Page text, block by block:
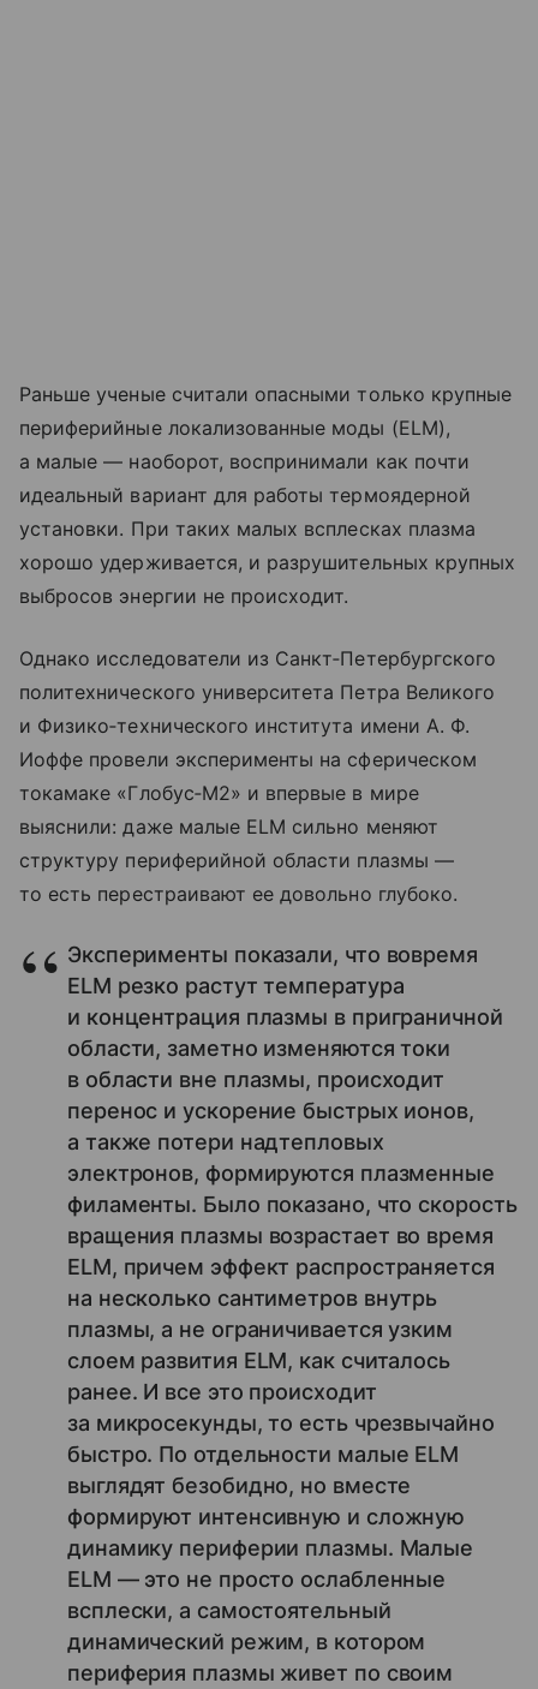
Раньше ученые считали опасными только крупные
периферийные локализованные моды (ELM),
а малые — наоборот, воспринимали как почти
идеальный вариант для работы термоядерной
установки. При таких малых всплесках плазма
хорошо удерживается, и разрушительных крупных
выбросов энергии не происходит.
Однако исследователи из Санкт‑Петербургского
политехнического университета Петра Великого
и Физико‑технического института имени А. Ф.
Иоффе провели эксперименты на сферическом
токамаке «Глобус‑М2» и впервые в мире
выяснили: даже малые ELM сильно меняют
структуру периферийной области плазмы —
то есть перестраивают ее довольно глубоко.
Эксперименты показали, что вовремя
ELM резко растут температура
и концентрация плазмы в приграничной
области, заметно изменяются токи
в области вне плазмы, происходит
перенос и ускорение быстрых ионов,
а также потери надтепловых
электронов, формируются плазменные
филаменты. Было показано, что скорость
вращения плазмы возрастает во время
ELM, причем эффект распространяется
на несколько сантиметров внутрь
плазмы, а не ограничивается узким
слоем развития ELM, как считалось
ранее. И все это происходит
за микросекунды, то есть чрезвычайно
быстро. По отдельности малые ELM
выглядят безобидно, но вместе
формируют интенсивную и сложную
динамику периферии плазмы. Малые
ELM — это не просто ослабленные
всплески, а самостоятельный
динамический режим, в котором
периферия плазмы живет по своим